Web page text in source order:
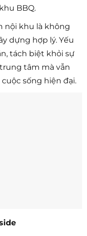
BBQ.
nội khu là không
dựng hợp lý. Yếu
tách biệt khỏi sự
tâm mà vẫn
sống hiện đại.